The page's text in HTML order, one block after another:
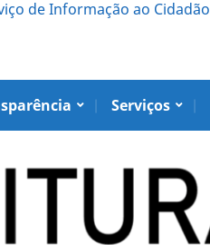
de Informação ao Cidadão
Serviços